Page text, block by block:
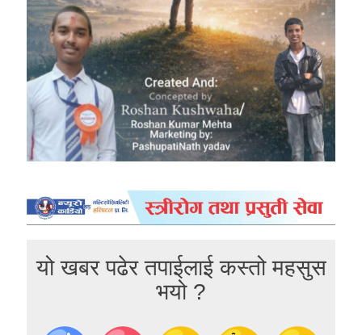
यो खबर पढेर तपाईलाई कस्तो महसुस
भयो ?